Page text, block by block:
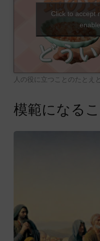
Click to accept
人の役に立つことのたとえ
模範になる